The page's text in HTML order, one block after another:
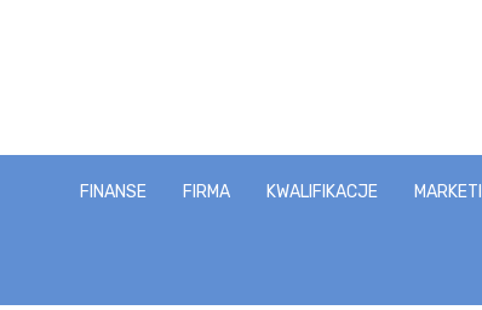
FINANSE FIRMA KWALIFIKACJE